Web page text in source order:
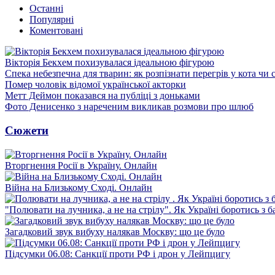
Останні
Популярні
Коментовані
Вікторія Бекхем похизувалася ідеальною фігурою
Спека небезпечна для тварин: як розпізнати перегрів у кота чи
Помер чоловік відомої української акторки
Метт Деймон показався на публіці з доньками
Фото Денисенко з нареченим викликав розмови про шлюб
Сюжети
Вторгнення Росії в Україну. Онлайн
Війна на Близькому Сході. Онлайн
"Полювати на лучника, а не на стрілу". Як Україні боротись з
Загадковий звук вибуху налякав Москву: що це було
Підсумки 06.08: Санкції проти РФ і дрон у Лейпцигу